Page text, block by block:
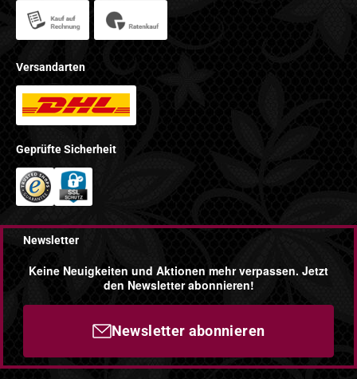
Versandarten
Geprüfte Sicherheit
Newsletter
Keine Neuigkeiten und Aktionen mehr verpassen. Jetzt
den Newsletter abonnieren!
Newsletter abonnieren